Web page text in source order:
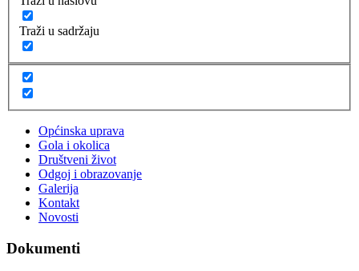
Traži u sadržaju
Općinska uprava
Gola i okolica
Društveni život
Odgoj i obrazovanje
Galerija
Kontakt
Novosti
Dokumenti